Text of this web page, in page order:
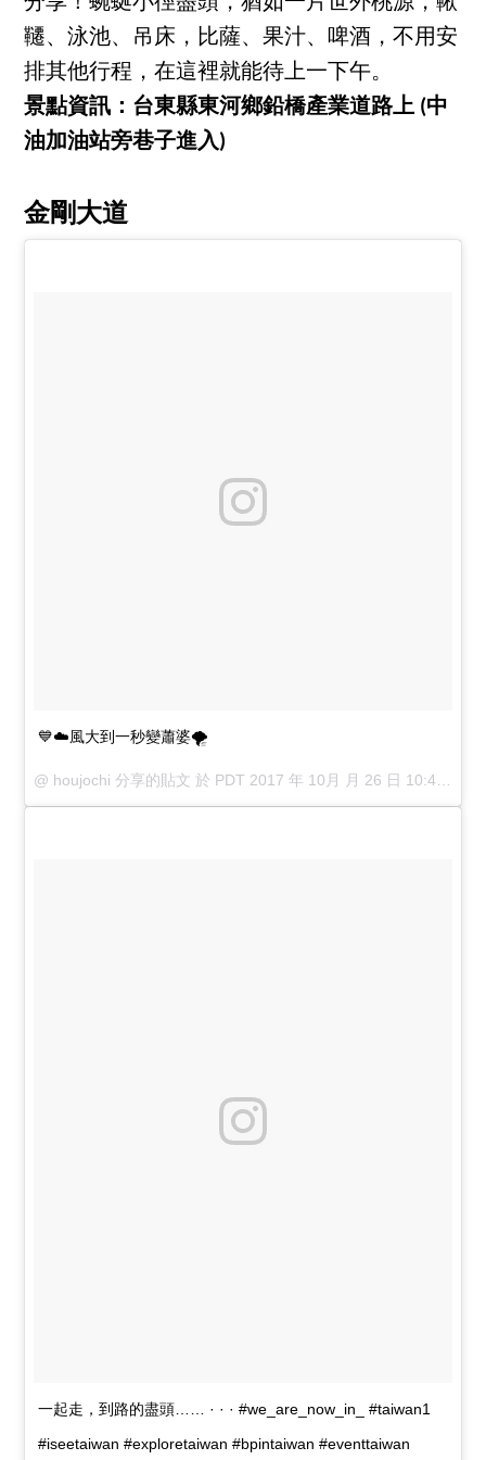
韆、泳池、吊床，比薩、果汁、啤酒，不用安
排其他行程，在這裡就能待上一下午。
景點資訊：台東縣東河鄉鉛橋產業道路上 (中
油加油站旁巷子進入)
金剛大道
💙☁️風大到一秒變蕭婆🌪
@ houjochi 分享的貼文 於 PDT 2017 年 10月 月 26 日 10:49 下午
一起走，到路的盡頭…… · · · #we_are_now_in_ #taiwan1
#iseetaiwan #exploretaiwan #bpintaiwan #eventtaiwan